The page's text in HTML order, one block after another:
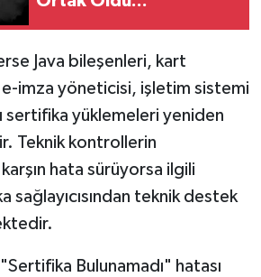
Java bileşenleri, kart
e-imza yöneticisi, işletim sistemi
sertifika yüklemeleri yeniden
Teknik kontrollerin
hata sürüyorsa ilgili
sağlayıcısından teknik destek
Bulunamadı" hatası